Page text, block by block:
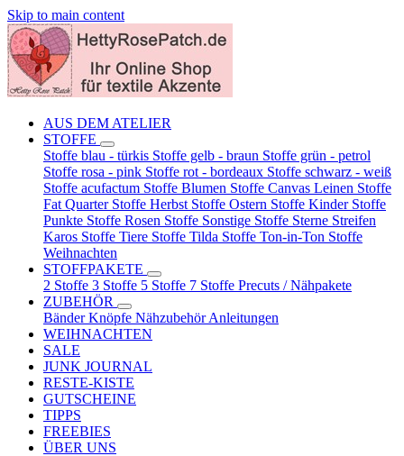
Skip to main content
AUS DEM ATELIER
STOFFE
Stoffe blau - türkis Stoffe gelb - braun Stoffe grün - petrol
Stoffe rosa - pink Stoffe rot - bordeaux Stoffe schwarz - weiß
Stoffe acufactum Stoffe Blumen Stoffe Canvas Leinen Stoffe
Fat Quarter Stoffe Herbst Stoffe Ostern Stoffe Kinder Stoffe
Punkte Stoffe Rosen Stoffe Sonstige Stoffe Sterne Streifen
Karos Stoffe Tiere Stoffe Tilda Stoffe Ton-in-Ton Stoffe
Weihnachten
STOFFPAKETE
2 Stoffe 3 Stoffe 5 Stoffe 7 Stoffe Precuts / Nähpakete
ZUBEHÖR
BänderKnöpfe NähzubehörAnleitungen
WEIHNACHTEN
SALE
JUNK JOURNAL
RESTE-KISTE
GUTSCHEINE
TIPPS
FREEBIES
ÜBER UNS